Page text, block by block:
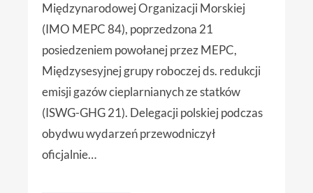
Międzynarodowej Organizacji Morskiej
(IMO MEPC 84), poprzedzona 21
posiedzeniem powołanej przez MEPC,
Międzysesyjnej grupy roboczej ds. redukcji
emisji gazów cieplarnianych ze statków
(ISWG-GHG 21). Delegacji polskiej podczas
obydwu wydarzeń przewodniczył
oficjalnie…